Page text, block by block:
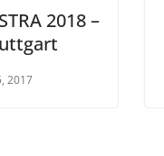
2018 –
2017